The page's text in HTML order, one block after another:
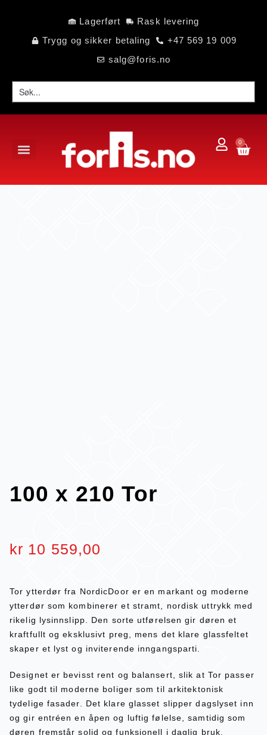
Lagerført
Rask levering
Trygg og sikker betaling
+47 569 19 009
salg@foris.no
0
100 x 210 Tor
kr 10 559,00
Tor ytterdør fra NordicDoor er en markant og moderne
ytterdør som kombinerer et stramt, nordisk uttrykk med
rikelig lysinnslipp. Den sorte utførelsen gir døren et
kraftfullt og eksklusivt preg, mens det klare glassfeltet
skaper et lyst og inviterende inngangsparti.
Designet er bevisst rent og balansert, slik at Tor passer
like godt til moderne boliger som til arkitektonisk
tydelige fasader. Det klare glasset slipper dagslyset inn
og gir entréen en åpen og luftig følelse, samtidig som
døren fremstår solid og funksjonell i daglig bruk.